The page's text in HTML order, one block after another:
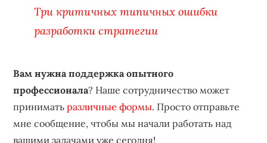
Три критичных типичных ошибки
разработки стратегии
Вам нужна поддержка опытного
профессионала? Наше сотрудничество может
приниматьразличные формы. Просто отправьте
мне сообщение, чтобы мы начали работать над
вашими задачами уже сегодня!